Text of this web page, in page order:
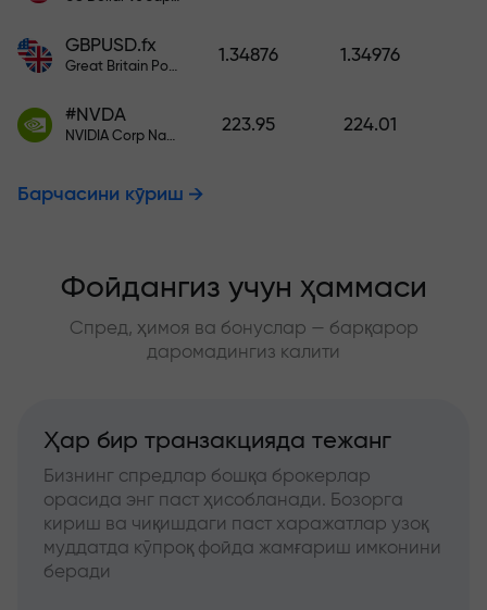
GBPUSD.fx
Great Britain Pound vs US Dollar
1.34876 1.34976
#NVDA
NVIDIA Corp Nasdaq Stock Exchange (Nasdaq) USD
223.95 224.01
Барчасини кўриш
Фойдангиз учун ҳаммаси
Спред, ҳимоя ва бонуслар — барқарор
даромадингиз калити
Ҳар бир транзакцияда тежанг
Бизнинг спредлар бошқа брокерлар
орасида энг паст ҳисобланади. Бозорга
кириш ва чиқишдаги паст харажатлар узоқ
муддатда кўпроқ фойда жамғариш имконини
беради